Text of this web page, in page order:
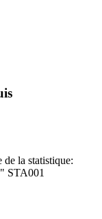
de la statistique:
STA001